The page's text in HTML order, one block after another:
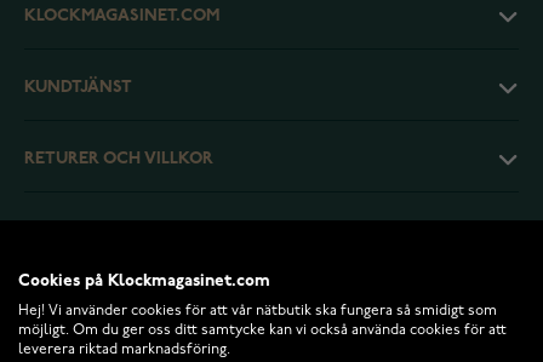
KLOCKMAGASINET.COM
KUNDTJÄNST
RETURER OCH VILLKOR
Cookies på Klockmagasinet.com
Hej! Vi använder cookies för att vår nätbutik ska fungera så smidigt som
möjligt. Om du ger oss ditt samtycke kan vi också använda cookies för att
leverera riktad marknadsföring.